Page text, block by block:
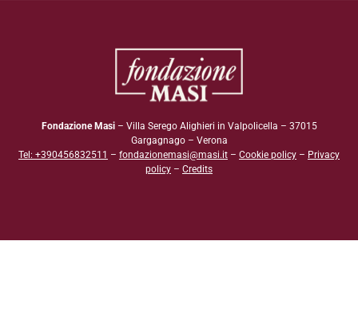
Fondazione Masi– Villa Serego Alighieri in Valpolicella – 37015
Gargagnago – Verona
Tel: +390456832511 – fondazionemasi@masi.it – Cookie policy – Privacy
policy – Credits